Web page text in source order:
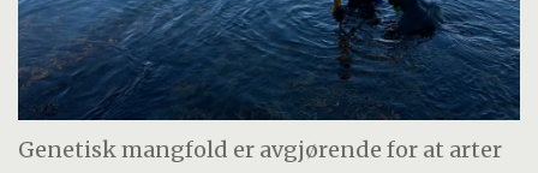
Genetisk mangfold er avgjørende for at arter